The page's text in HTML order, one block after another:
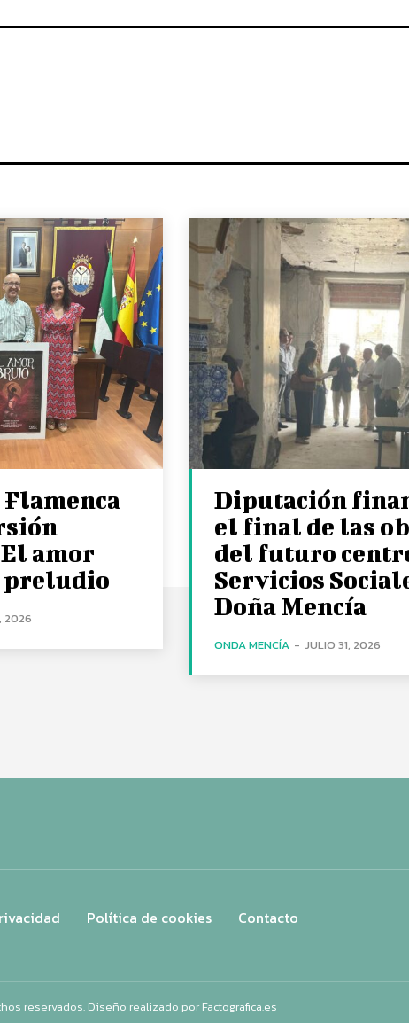
amor
preludio
2026
Diputación
el final de las
del futuro
Servicios
Doña Mencía
ONDA MENCÍA - JULIO 31, 2026
Política de cookies Contacto
reservados. Diseño realizado por Factografica.es